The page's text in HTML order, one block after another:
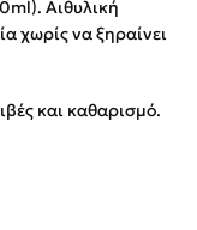
Αιθυλική
χωρίς να ξηραίνει
και καθαρισμό.